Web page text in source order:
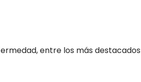
entre los más destacados